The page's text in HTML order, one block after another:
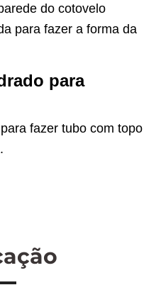
do cotovelo
para fazer a forma da
para
fazer tubo com topo